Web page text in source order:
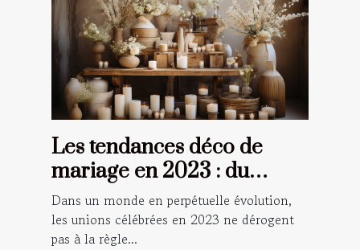
Les tendances déco de
mariage en 2023 : du
champêtre au numérique
Dans un monde en perpétuelle évolution,
les unions célébrées en 2023 ne dérogent
pas à la règle...